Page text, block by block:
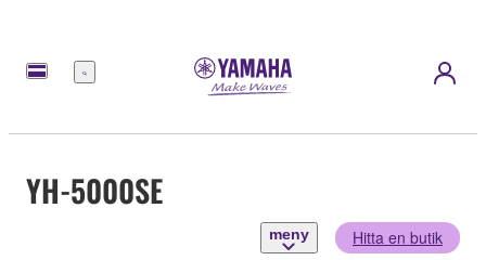
meny
YH-5000SE
meny Hitta en butik